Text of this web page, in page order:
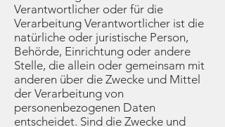
Verantwortlicher oder für die
Verarbeitung Verantwortlicher ist die
natürliche oder juristische Person,
Behörde, Einrichtung oder andere
Stelle, die allein oder gemeinsam mit
anderen über die Zwecke und Mittel
der Verarbeitung von
personenbezogenen Daten
entscheidet. Sind die Zwecke und